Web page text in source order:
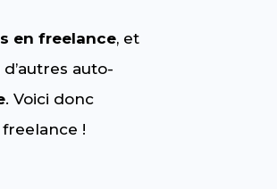
en freelance, et
auto-
. Voici donc
!